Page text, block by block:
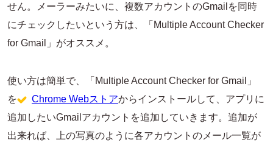
せん。メーラーみたいに、複数アカウントのGmailを同時
にチェックしたいという方は、「Multiple Account Checker
for Gmail」がオススメ。
使い方は簡単で、「Multiple Account Checker for Gmail」
を
Chrome Webストアからインストールして、アプリに
追加したいGmailアカウントを追加していきます。追加が
出来れば、上の写真のように各アカウントのメール一覧が